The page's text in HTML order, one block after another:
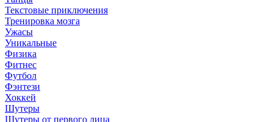
Текстовые приключения
Тренировка мозга
Ужасы
Уникальные
Физика
Фитнес
Футбол
Фэнтези
Хоккей
Шутеры
Шутеры от первого лица